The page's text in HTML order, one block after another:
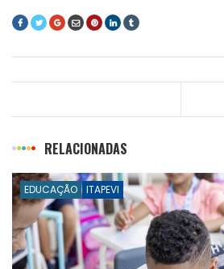
RELACIONADAS
EDUCAÇÃO ITAPEVI